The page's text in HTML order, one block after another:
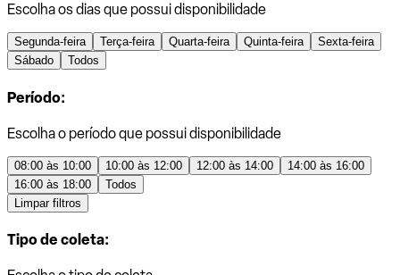
Escolha os dias que possui disponibilidade
Segunda-feira Terça-feira Quarta-feira Quinta-feira
Sexta-feira
Sábado
Todos
Período:
Escolha o período que possui disponibilidade
08:00 às 10:00 10:00 às 12:00 12:00 às 14:00
14:00 às 16:00
16:00 às 18:00
Todos
Limpar filtros
Tipo de coleta: